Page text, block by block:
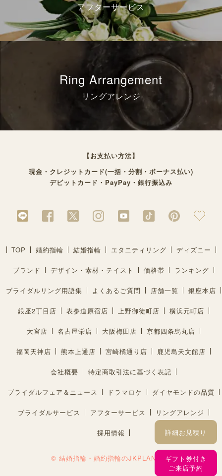
アフターサービス
Ring Arrangement
リングアレンジ
詳細お見積り
ギフト券付き
ご来店予約
【お支払い方法】
現金・クレジットカード(一括・分割・ボーナス払い)
デビットカード・PayPay・銀行振込み
TOP 婚約指輪 結婚指輪 エタニティリング ディズニー
ブランド デザイン・素材・テイスト 価格帯 ランキング
ブライダルリング用語集 よくあるご質問 店舗一覧 銀座本店
銀座2丁目店 表参道原宿店 上野御徒町店 横浜元町店
大宮店 名古屋栄店 大阪梅田店 京都四条烏丸店
福岡天神店 熊本上通店 宮崎橘通り店 鹿児島天文館店
会社概要 特定商取引法に基づく表記
ブライダルフェア＆ニュース ドラマロケ ダイヤモンドの品質
ブライダルサービス アフターサービス リングアレンジ
採用情報
© 結婚指輪・婚約指輪のJKPLANET®︎